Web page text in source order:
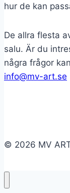
hur de kan
De allra flesta
salu. Är du
några frågor
info@mv-art.se
© 2026 MV